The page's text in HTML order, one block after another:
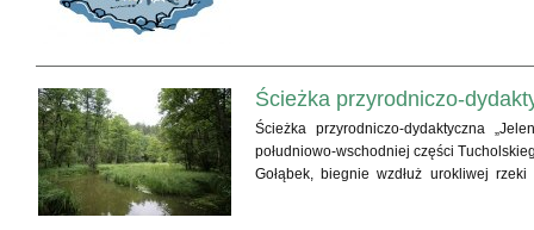
Ścieżka przyrodniczo-
Ścieżka przyrodniczo-dydaktyczna
południowo-wschodniej części
Gołąbek, biegnie wzdłuż urokliwej